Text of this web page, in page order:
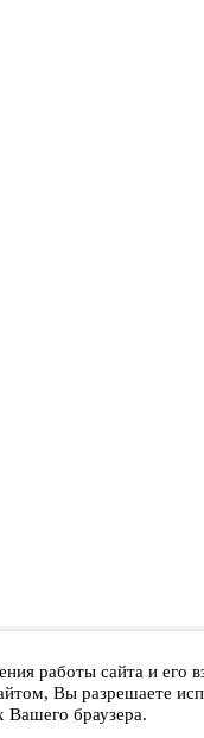
работы сайта и его
Вы разрешаете
Вашего браузера.